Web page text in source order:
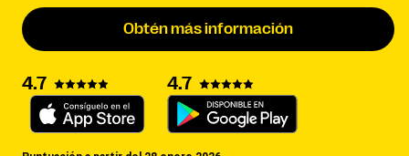
Obtén más información
4.7 4.7